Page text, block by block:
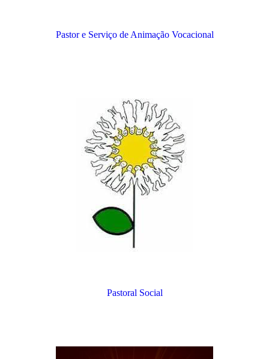
Pastor e Serviço de Animação Vocacional
Pastoral Social